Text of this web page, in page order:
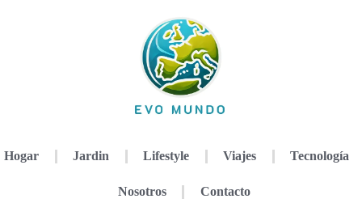
Hogar Jardin Lifestyle Viajes Tecnología
Nosotros Contacto